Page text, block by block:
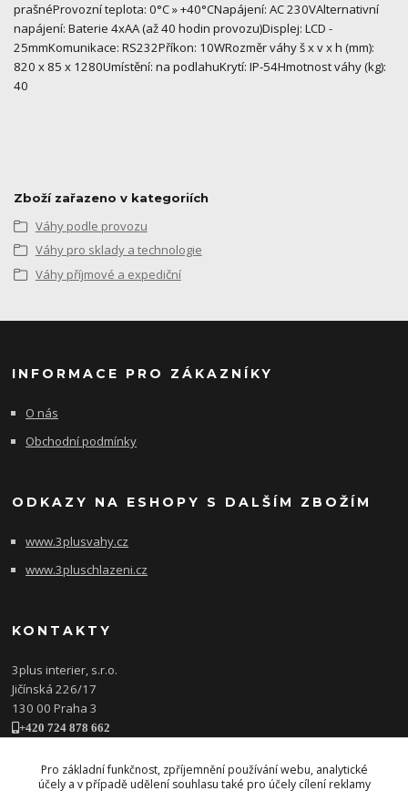
prašnéProvozní teplota: 0°C » +40°CNapájení: AC 230VAlternativní
napájení: Baterie 4xAA (až 40 hodin provozu)Displej: LCD -
25mmKomunikace: RS232Příkon: 10WRozměr váhy š x v x h (mm):
820 x 85 x 1280Umístění: na podlahuKrytí: IP-54Hmotnost váhy (kg):
40
Zboží zařazeno v kategoriích
Váhy podle provozu
Váhy pro sklady a technologie
Váhy příjmové a expediční
INFORMACE PRO ZÁKAZNÍKY
O nás
Obchodní podmínky
ODKAZY NA ESHOPY S DALŠÍM ZBOŽÍM
www.3plusvahy.cz
www.3pluschlazeni.cz
KONTAKTY
3plus interier, s.r.o.
Jičínská 226/17
130 00 Praha 3
+420 724 878 662
www.3plusinterier.cz
facebook
Pro základní funkčnost, zpříjemnění používání webu, analytické
účely a v případě udělení souhlasu také pro účely cílení reklamy